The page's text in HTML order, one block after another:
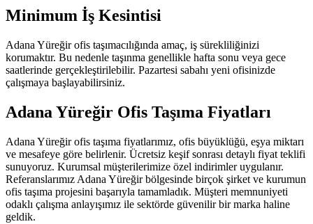
Minimum İş Kesintisi
Adana Yüreğir ofis taşımacılığında amaç, iş sürekliliğinizi
korumaktır. Bu nedenle taşınma genellikle hafta sonu veya gece
saatlerinde gerçekleştirilebilir. Pazartesi sabahı yeni ofisinizde
çalışmaya başlayabilirsiniz.
Adana Yüreğir Ofis Taşıma Fiyatları
Adana Yüreğir ofis taşıma fiyatlarımız, ofis büyüklüğü, eşya miktarı
ve mesafeye göre belirlenir. Ücretsiz keşif sonrası detaylı fiyat teklifi
sunuyoruz. Kurumsal müşterilerimize özel indirimler uygulanır.
Referanslarımız Adana Yüreğir bölgesinde birçok şirket ve kurumun
ofis taşıma projesini başarıyla tamamladık. Müşteri memnuniyeti
odaklı çalışma anlayışımız ile sektörde güvenilir bir marka haline
geldik.